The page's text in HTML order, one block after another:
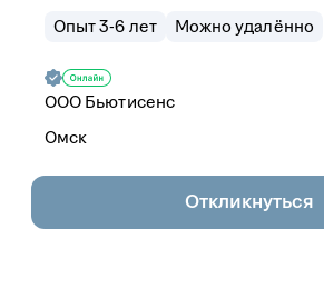
Опыт 3-6 лет Можно удалённо
ООО Бьютисенс
Омск
Откликнуться